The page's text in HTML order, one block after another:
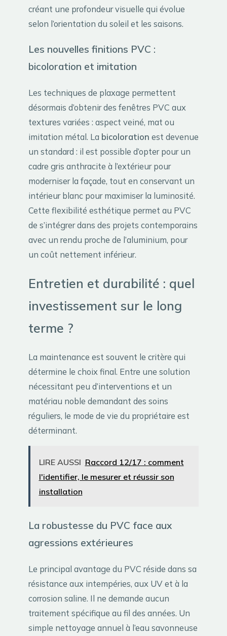
créant une profondeur visuelle qui évolue
selon l’orientation du soleil et les saisons.
Les nouvelles finitions PVC :
bicoloration et imitation
Les techniques de plaxage permettent
désormais d’obtenir des fenêtres PVC aux
textures variées : aspect veiné, mat ou
imitation métal. La bicoloration est devenue
un standard : il est possible d’opter pour un
cadre gris anthracite à l’extérieur pour
moderniser la façade, tout en conservant un
intérieur blanc pour maximiser la luminosité.
Cette flexibilité esthétique permet au PVC
de s’intégrer dans des projets contemporains
avec un rendu proche de l’aluminium, pour
un coût nettement inférieur.
Entretien et durabilité : quel
investissement sur le long
terme ?
La maintenance est souvent le critère qui
détermine le choix final. Entre une solution
nécessitant peu d’interventions et un
matériau noble demandant des soins
réguliers, le mode de vie du propriétaire est
déterminant.
LIRE AUSSI Raccord 12/17 : comment
l'identifier, le mesurer et réussir son
installation
La robustesse du PVC face aux
agressions extérieures
Le principal avantage du PVC réside dans sa
résistance aux intempéries, aux UV et à la
corrosion saline. Il ne demande aucun
traitement spécifique au fil des années. Un
simple nettoyage annuel à l’eau savonneuse